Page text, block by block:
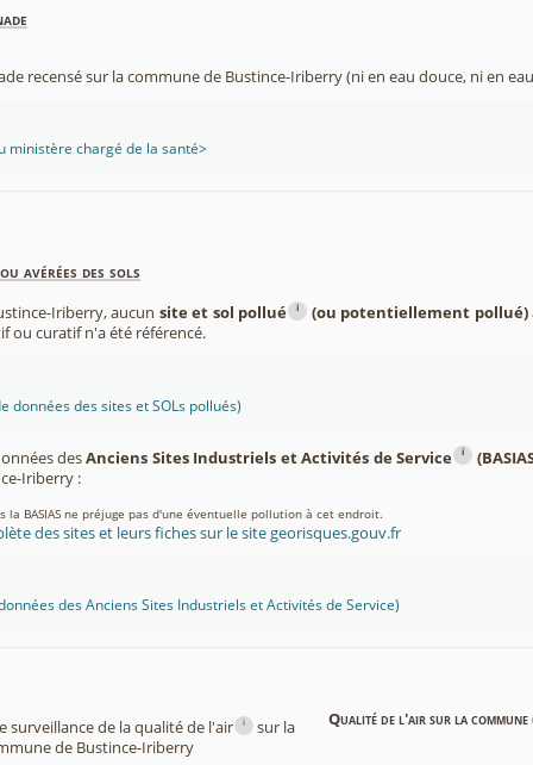
recensé sur la commune de Bustince-Iriberry (ni en eau douce, ni en
ministère chargé de la santé>
avérées des sols
Iriberry, aucun site et sol pollué i (ou potentiellement pollué)
ou curatif n'a été référencé.
données des sites et SOLs pollués)
desAnciens Sites Industriels et Activités de Service i
Iriberry :
BASIAS ne préjuge pas d'une éventuelle pollution à cet endroit.
des sites et leurs fiches sur le site georisques.gouv.fr
des Anciens Sites Industriels et Activités de Service)
surveillance de la qualité de l'air i
sur la
de Bustince-Iriberry
Qualité de l'air sur la commune